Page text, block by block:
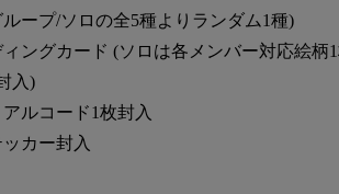
ループ/ソロの全5種よりランダム1種)
ィングカード (ソロは各メンバー対応絵
入)
アルコード1枚封入
ッカー封入